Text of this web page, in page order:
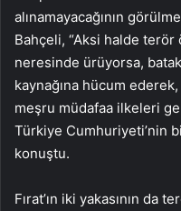
alınamayacağının
Bahçeli, “Aksi halde terör
neresinde ürüyorsa,
kaynağına hücum
meşru müdafaa ilkeleri
Türkiye Cumhuriyeti’nin
konuştu.
Fırat’ın iki yakasının da